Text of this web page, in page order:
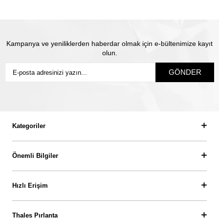
Kampanya ve yeniliklerden haberdar olmak için e-bültenimize kayıt
olun.
GÖNDER
Kategoriler
Önemli Bilgiler
Hızlı Erişim
Thales Pırlanta